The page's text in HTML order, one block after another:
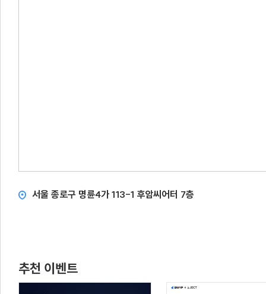
서울 종로구 명륜4가 113-1 후암씨어터 7층
추천 이벤트